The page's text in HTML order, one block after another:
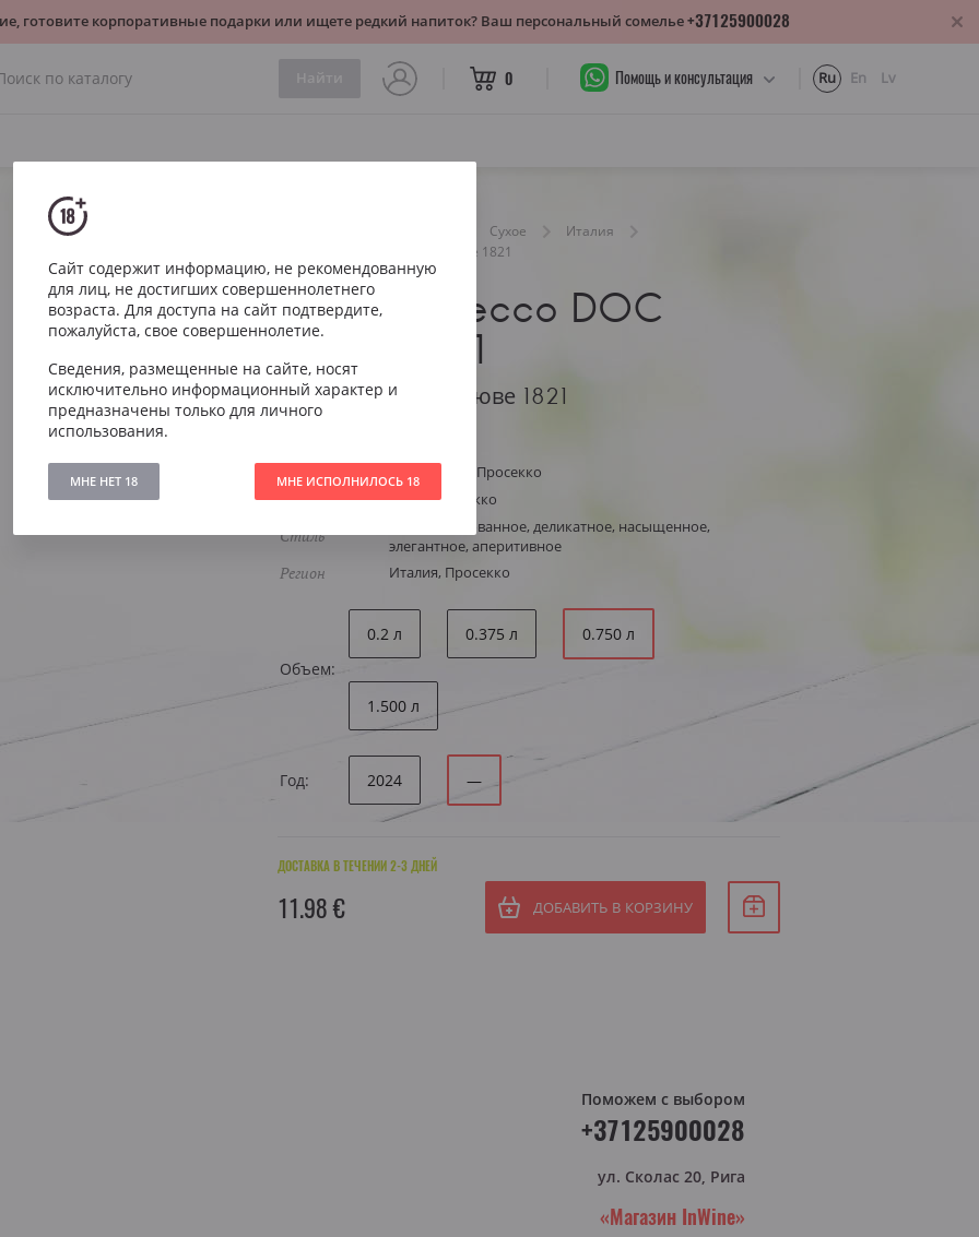
0 Помощь и консультация Ru En Lv
Сухое
Италия
Zonin Prosecco DOC Cuvee 1821
Zonin Prosecco DOC
Cuvee 1821
Зонин Просекко Кюве 1821
Тип Белое Сухое Просекко
Виноград Глера Просекко
Стиль
Структурированное, деликатное, насыщенное,
элегантное, аперитивное
Регион Италия, Просекко
Объем:
0.2 л 0.375 л 0.750 л
1.500 л
Год: 2024 —
ДОСТАВКА В ТЕЧЕНИИ 2-3 ДНЕЙ
11.98 € ДОБАВИТЬ В КОРЗИНУ
Поможем с выбором
+37125900028
ул. Сколас 20, Рига
«Магазин InWine»
Сайт содержит информацию, не рекомендованную
для лиц, не достигших совершеннолетнего
возраста. Для доступа на сайт подтвердите,
пожалуйста, свое совершеннолетие.
Сведения, размещенные на сайте, носят
исключительно информационный характер и
предназначены только для личного
использования.
МНЕ НЕТ 18 МНЕ ИСПОЛНИЛОСЬ 18
готовите корпоративные подарки или ищете редкий напиток? Ваш персональный сомелье+37125900028